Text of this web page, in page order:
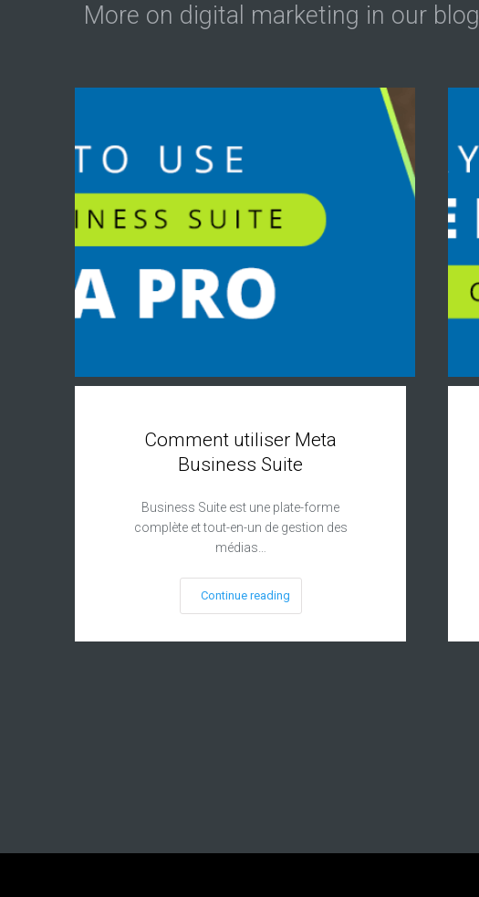
More on digital marketing in our blog
Comment utiliser Meta
Business Suite
Business Suite est une plate-forme
complète et tout-en-un de gestion des
médias…
Continue reading